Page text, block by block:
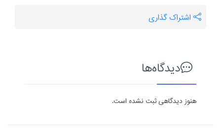
اشتراک گذاری
دیدگاه‌ها
هنوز دیدگاهی ثبت نشده است.